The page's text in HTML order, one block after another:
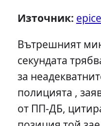
Източник:
Вътрешният
секундата
за
полицията ,
от ПП-ДБ,